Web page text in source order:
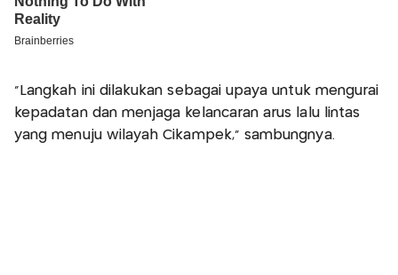
“Langkah ini dilakukan sebagai upaya untuk mengurai
kepadatan dan menjaga kelancaran arus lalu lintas
yang menuju wilayah Cikampek,” sambungnya.